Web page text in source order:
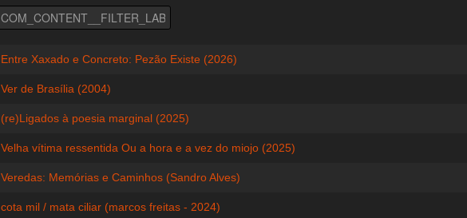
Entre Xaxado e Concreto: Pezão Existe (2026)
Ver de Brasília (2004)
(re)Ligados à poesia marginal (2025)
Velha vítima ressentida Ou a hora e a vez do miojo (2025)
Veredas: Memórias e Caminhos (Sandro Alves)
cota mil / mata ciliar (marcos freitas - 2024)